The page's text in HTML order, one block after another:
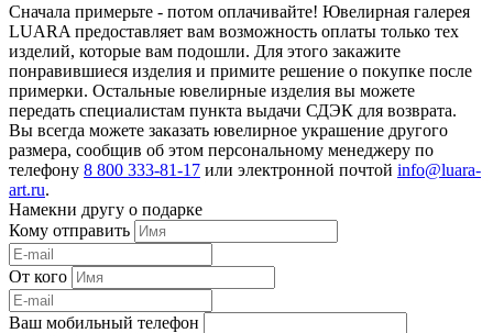
Сначала примерьте - потом оплачивайте! Ювелирная галерея
LUARA предоставляет вам возможность оплаты только тех
изделий, которые вам подошли. Для этого закажите
понравившиеся изделия и примите решение о покупке после
примерки. Остальные ювелирные изделия вы можете
передать специалистам пункта выдачи СДЭК для возврата.
Вы всегда можете заказать ювелирное украшение другого
размера, сообщив об этом персональному менеджеру по
телефону 8 800 333-81-17 или электронной почтой info@luara-
art.ru.
Намекни другу о подарке
Кому отправить
От кого
Ваш мобильный телефон